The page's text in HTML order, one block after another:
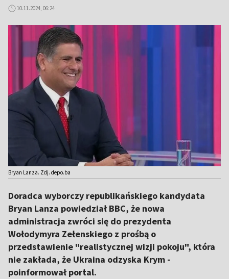
10.11.2024, 06:24
Bryan Lanza. Zdj. depo.ba
Doradca wyborczy republikańskiego kandydata
Bryan Lanza powiedział BBC, że nowa
administracja zwróci się do prezydenta
Wołodymyra Zełenskiego z prośbą o
przedstawienie "realistycznej wizji pokoju", która
nie zakłada, że Ukraina odzyska Krym -
poinformował portal.